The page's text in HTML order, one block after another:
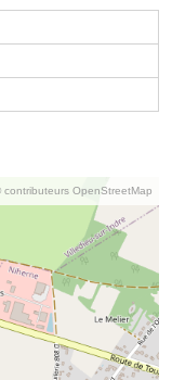
contributeurs OpenStreetMap